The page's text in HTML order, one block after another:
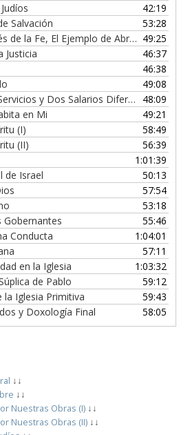
42:19
Salvación
53:28
la Fe, El Ejemplo de Abraham
49:25
Justicia
46:37
46:38
49:08
y Dos Salarios Diferentes
48:09
en Mi
49:21
(I)
58:49
(II)
56:39
1:01:39
de Israel
50:13
57:54
53:18
Gobernantes
55:46
Conducta
1:04:01
57:11
en la Iglesia
1:03:32
de Pablo
59:12
la Iglesia Primitiva
59:43
y Doxología Final 58:05
↓↓
↓↓
Nuestras Obras (I) ↓↓
Nuestras Obras (II) ↓↓